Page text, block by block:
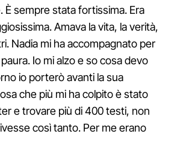
È sempre stata fortissima. Era
Amava la vita, la verità,
Nadia mi ha accompagnato per
Io mi alzo e so cosa devo
io porterò avanti la sua
che più mi ha colpito è stato
e trovare più di 400 testi, non
così tanto. Per me erano